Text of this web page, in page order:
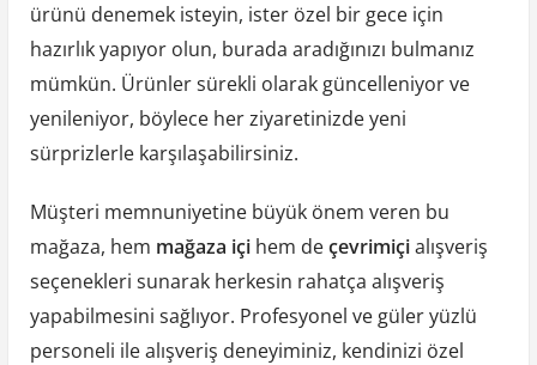
ürünü denemek isteyin, ister özel bir gece için
hazırlık yapıyor olun, burada aradığınızı bulmanız
mümkün. Ürünler sürekli olarak güncelleniyor ve
yenileniyor, böylece her ziyaretinizde yeni
sürprizlerle karşılaşabilirsiniz.
Müşteri memnuniyetine büyük önem veren bu
mağaza, hem mağaza içihem deçevrimiçialışveriş
seçenekleri sunarak herkesin rahatça alışveriş
yapabilmesini sağlıyor. Profesyonel ve güler yüzlü
personeli ile alışveriş deneyiminiz, kendinizi özel